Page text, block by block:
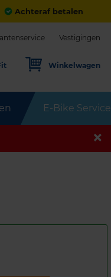
Achteraf betalen
E-Bike Service
Vestigingen
Winkelwagen